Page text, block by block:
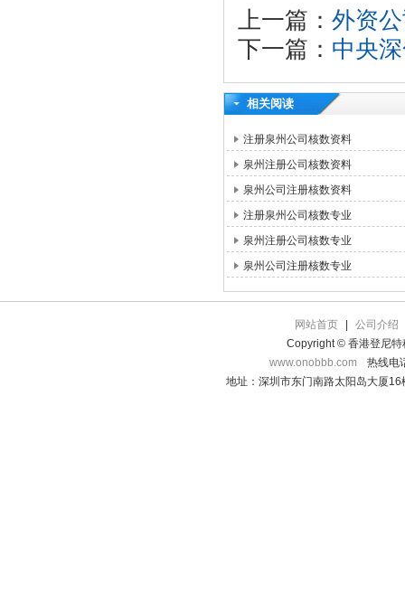
上一篇： 外资
下一篇： 中央
相关阅读
注册泉州公司核数资料
泉州注册公司核数资料
泉州公司注册核数资料
注册泉州公司核数专业
泉州注册公司核数专业
泉州公司注册核数专业
网站首页
公司介绍
Copyright © 香港登尼特
www.onobbb.com
热线电
地址：深圳市东门南路太阳岛大厦